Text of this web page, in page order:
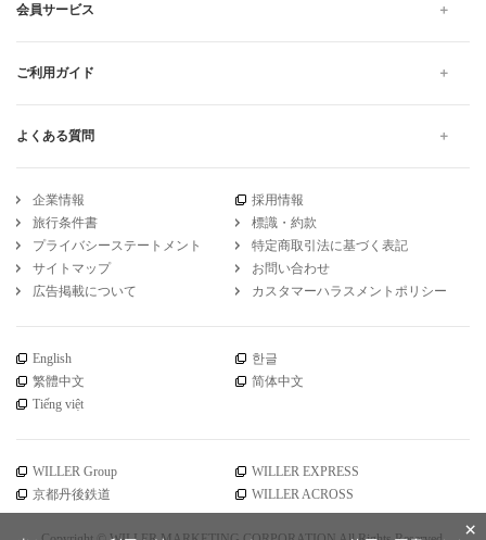
会員サービス
ご利用ガイド
よくある質問
企業情報
採用情報
旅行条件書
標識・約款
プライバシーステートメント
特定商取引法に基づく表記
サイトマップ
お問い合わせ
広告掲載について
カスタマーハラスメントポリシー
English
한글
繁體中文
简体中文
Tiếng việt
WILLER Group
WILLER EXPRESS
京都丹後鉄道
WILLER ACROSS
×